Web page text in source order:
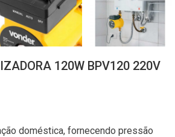
120W BPV120 220V
doméstica, fornecendo pressão